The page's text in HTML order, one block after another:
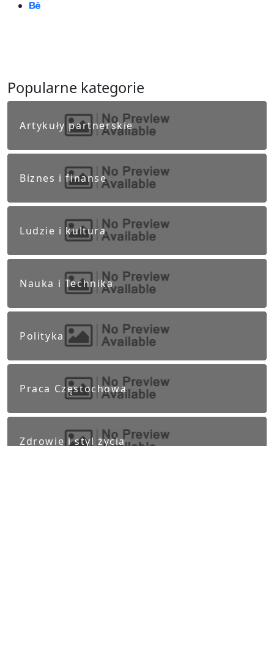
Popularne kategorie
Artykuły partnerskie
Biznes i finanse
Ludzie i kultura
Nauka i Technika
Polityka
Praca Częstochowa
Zdrowie i styl życia